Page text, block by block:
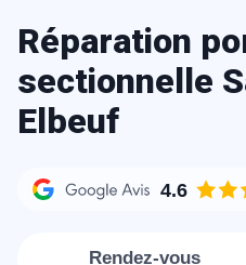
Réparation
sectionnelle
Elbeuf
4.6
Rendez-vous